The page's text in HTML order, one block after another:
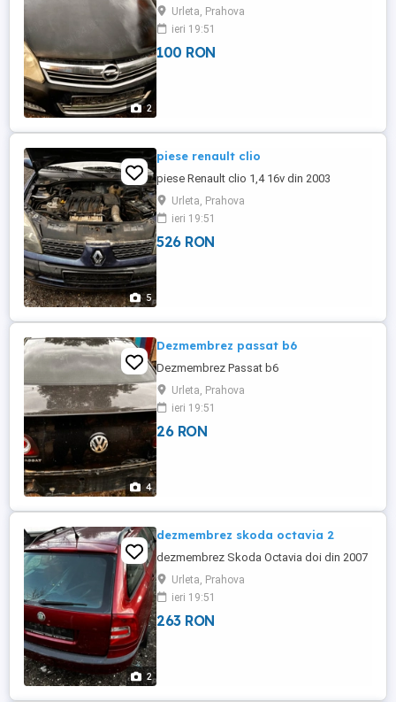
2
Urleta, Prahova
ieri 19:51
100 RON
5
piese renault clio
piese Renault clio 1,4 16v din 2003
Urleta, Prahova
ieri 19:51
526 RON
4
Dezmembrez passat b6
Dezmembrez Passat b6
Urleta, Prahova
ieri 19:51
26 RON
2
dezmembrez skoda octavia 2
dezmembrez Skoda Octavia doi din 2007
Urleta, Prahova
ieri 19:51
263 RON